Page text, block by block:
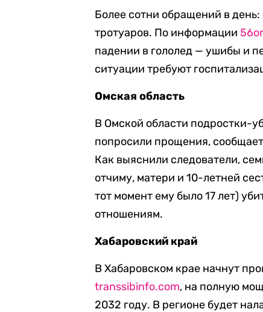
Более сотни обращений в
тротуаров. По информации
падении в гололед — ушибы и
ситуации требуют
Омская область
В Омской области подростки-
попросили прощения, сообщает
Как выяснили следователи,
отчиму, матери и 10-летней
тот момент ему было 17 лет)
отношениям.
Хабаровский край
В Хабаровском крае начнут
transsibinfo.com, на полную
2032 году. В регионе будет